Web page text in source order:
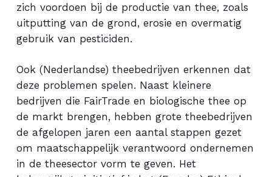
zich voordoen bij de productie van thee, zoals
uitputting van de grond, erosie en overmatig
gebruik van pesticiden.
Ook (Nederlandse) theebedrijven erkennen dat
deze problemen spelen. Naast kleinere
bedrijven die FairTrade en biologische thee op
de markt brengen, hebben grote theebedrijven
de afgelopen jaren een aantal stappen gezet
om maatschappelijk verantwoord ondernemen
in de theesector vorm te geven. Het